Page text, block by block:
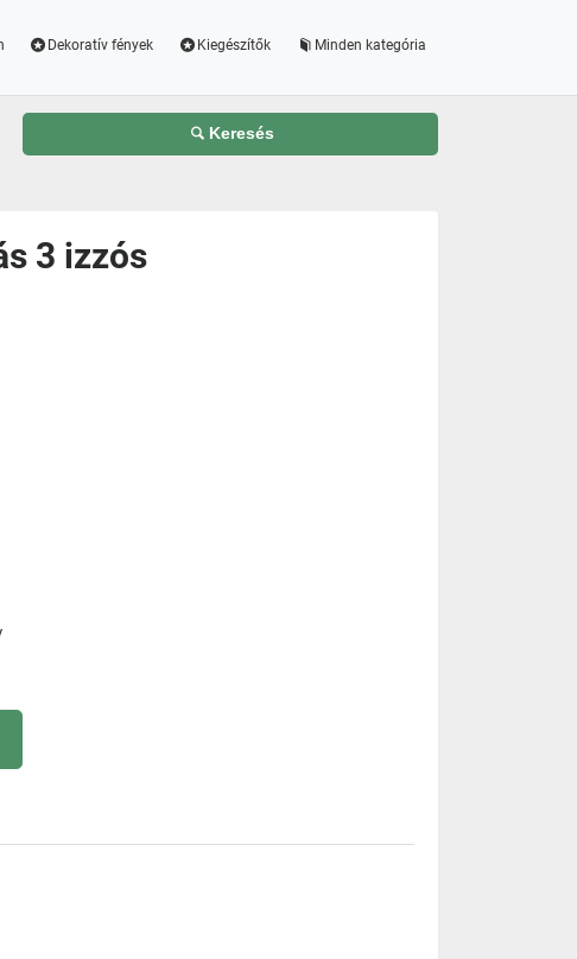
Dekoratív fények Kiegészítők Minden kategória
Keresés
3 izzós